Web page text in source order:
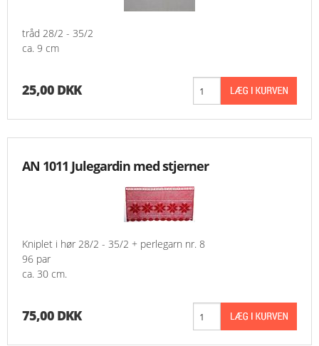
tråd 28/2 - 35/2
ca. 9 cm
25,00 DKK
AN 1011 Julegardin med stjerner
Kniplet i hør 28/2 - 35/2 + perlegarn nr. 8
96 par
ca. 30 cm.
75,00 DKK